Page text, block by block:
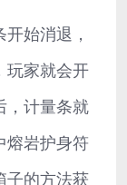
始消退，
玩家就会开
，计量条就
熔岩护身符
子的方法获